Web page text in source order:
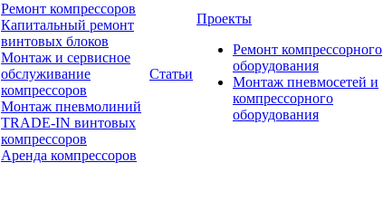
Ремонт компрессоров
Капитальный ремонт
винтовых блоков
Монтаж и сервисное
обслуживание
компрессоров
Монтаж пневмолиний
TRADE-IN винтовых
компрессоров
Аренда компрессоров
Статьи
Проекты
Ремонт компрессорного
оборудования
Монтаж пневмосетей и
компрессорного
оборудования